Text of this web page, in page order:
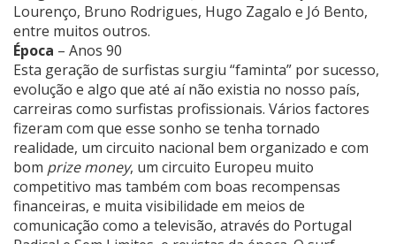
Lourenço, Bruno Rodrigues, Hugo Zagalo e Jó Bento,
entre muitos outros.
Época – Anos 90
Esta geração de surfistas surgiu “faminta” por sucesso,
evolução e algo que até aí não existia no nosso país,
carreiras como surfistas profissionais. Vários factores
fizeram com que esse sonho se tenha tornado
realidade, um circuito nacional bem organizado e com
bom prize money, um circuito Europeu muito
competitivo mas também com boas recompensas
financeiras, e muita visibilidade em meios de
comunicação como a televisão, através do Portugal